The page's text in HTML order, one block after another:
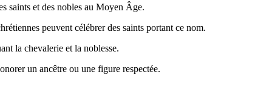
saints et des nobles au Moyen Âge.
peuvent célébrer des saints portant ce nom.
la chevalerie et la noblesse.
un ancêtre ou une figure respectée.